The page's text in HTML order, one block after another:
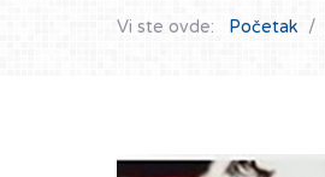
Vi ste ovde: Početak